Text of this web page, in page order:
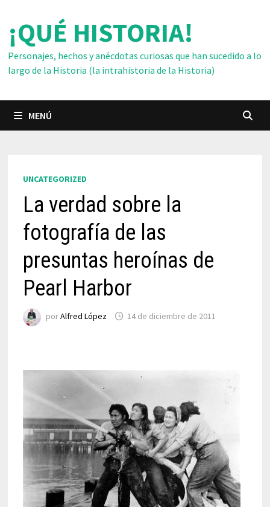
contenido
¡QUÉ HISTORIA!
Personajes, hechos y anécdotas curiosas que han sucedido a lo
largo de la Historia (la intrahistoria de la Historia)
MENÚ
UNCATEGORIZED
La verdad sobre la
fotografía de las
presuntas heroínas de
Pearl Harbor
porAlfred López 14 de diciembre de 2011